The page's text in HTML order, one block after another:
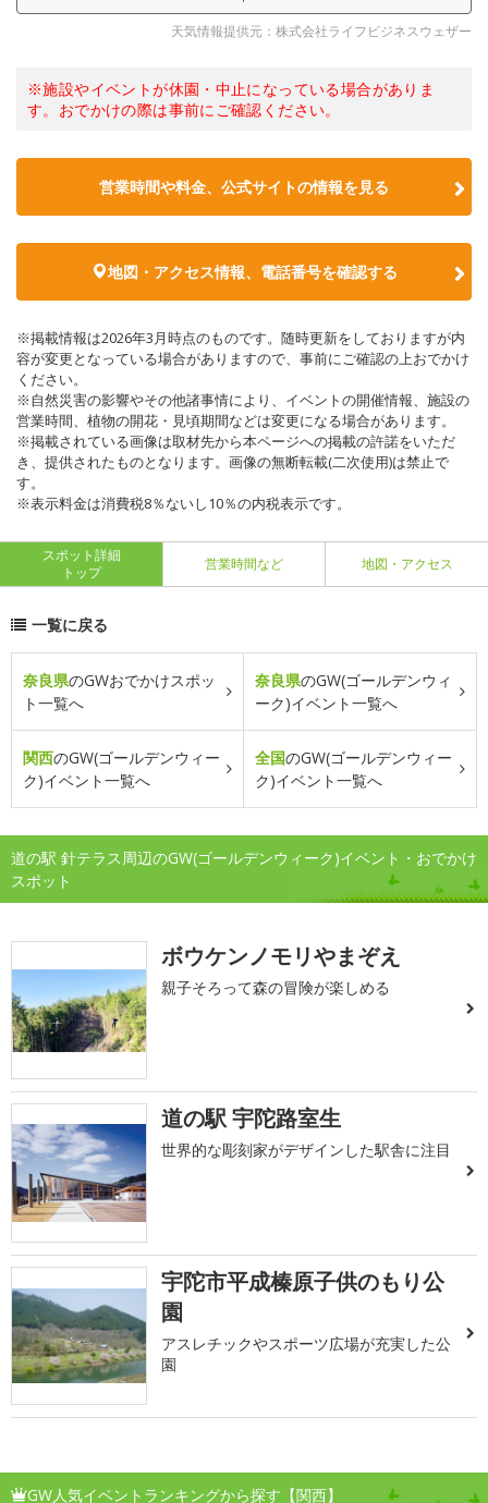
天気情報提供元：株式会社ライフビジネスウェザー
※施設やイベントが休園・中止になっている場合がありま
す。おでかけの際は事前にご確認ください。
営業時間や料金、公式サイトの情報を見る
地図・アクセス情報、電話番号を確認する
※掲載情報は2026年3月時点のものです。随時更新をしておりますが内
容が変更となっている場合がありますので、事前にご確認の上おでかけ
ください。
※自然災害の影響やその他諸事情により、イベントの開催情報、施設の
営業時間、植物の開花・見頃期間などは変更になる場合があります。
※掲載されている画像は取材先から本ページへの掲載の許諾をいただ
き、提供されたものとなります。画像の無断転載(二次使用)は禁止で
す。
※表示料金は消費税8％ないし10％の内税表示です。
スポット詳細
トップ
営業時間など 地図・アクセス
一覧に戻る
奈良県のGWおでかけスポッ
ト一覧へ
奈良県のGW(ゴールデンウィ
ーク)イベント一覧へ
関西のGW(ゴールデンウィー
ク)イベント一覧へ
全国のGW(ゴールデンウィー
ク)イベント一覧へ
道の駅 針テラス周辺のGW(ゴールデンウィーク)イベント・おでかけ
スポット
ボウケンノモリやまぞえ
親子そろって森の冒険が楽しめる
道の駅 宇陀路室生
世界的な彫刻家がデザインした駅舎に注目
宇陀市平成榛原子供のもり公
園
アスレチックやスポーツ広場が充実した公
園
GW人気イベントランキングから探す【関西】